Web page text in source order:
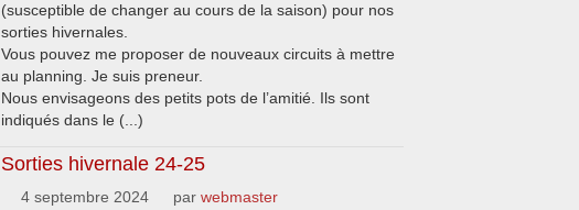
(susceptible de changer au cours de la saison) pour nos
sorties hivernales.
Vous pouvez me proposer de nouveaux circuits à mettre
au planning. Je suis preneur.
Nous envisageons des petits pots de l’amitié. Ils sont
indiqués dans le (...)
Sorties hivernale 24-25
4 septembre 2024 par webmaster